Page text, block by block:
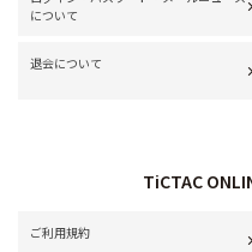
について
退会について
TiCTAC
ご利用規約